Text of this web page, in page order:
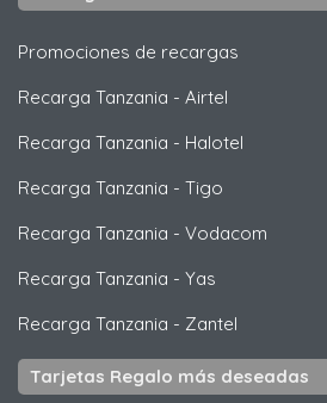
Promociones de recargas
Recarga Tanzania - Airtel
Recarga Tanzania - Halotel
Recarga Tanzania - Tigo
Recarga Tanzania - Vodacom
Recarga Tanzania - Yas
Recarga Tanzania - Zantel
Tarjetas Regalo más deseadas